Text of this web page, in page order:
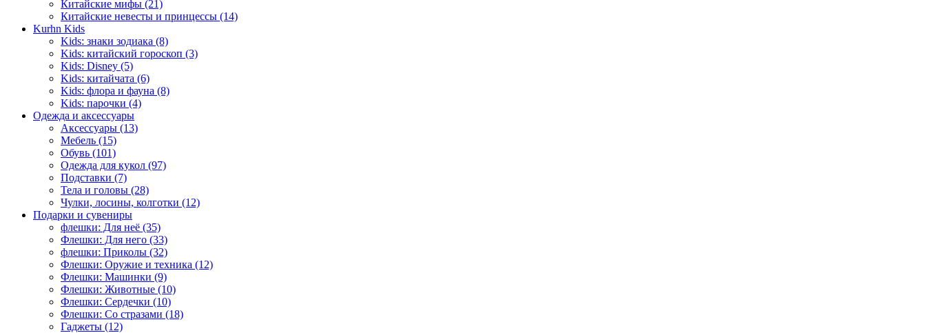
Китайские мифы (21)
Китайские невесты и принцессы (14)
Kurhn Kids
Kids: знаки зодиака (8)
Kids: китайский гороскоп (3)
Kids: Disney (5)
Kids: китайчата (6)
Kids: флора и фауна (8)
Kids: парочки (4)
Одежда и аксессуары
Аксессуары (13)
Мебель (15)
Обувь (101)
Одежда для кукол (97)
Подставки (7)
Тела и головы (28)
Чулки, лосины, колготки (12)
Подарки и сувениры
флешки: Для неё (35)
Флешки: Для него (33)
флешки: Приколы (32)
Флешки: Оружие и техника (12)
Флешки: Машинки (9)
Флешки: Животные (10)
Флешки: Сердечки (10)
Флешки: Со стразами (18)
Гаджеты (12)